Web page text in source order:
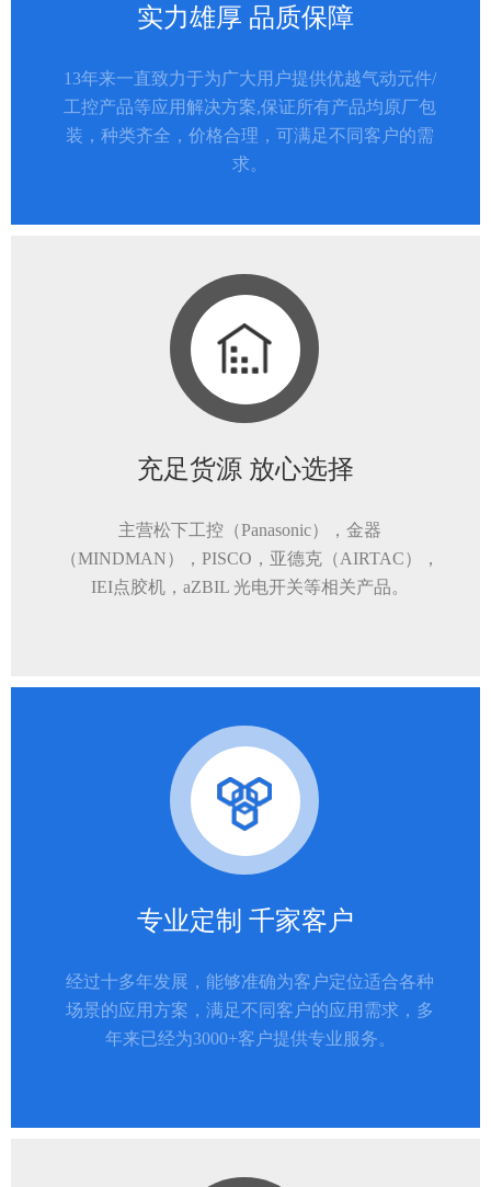
实力雄厚 品质保障
13年来一直致力于为广大用户提供优越气动元件/
工控产品等应用解决方案,保证所有产品均原厂包
装，种类齐全，价格合理，可满足不同客户的需
求。
充足货源 放心选择
主营松下工控（Panasonic），金器
（MINDMAN），PISCO，亚德克（AIRTAC），
IEI点胶机，aZBIL 光电开关等相关产品。
专业定制 千家客户
经过十多年发展，能够准确为客户定位适合各种
场景的应用方案，满足不同客户的应用需求，多
年来已经为3000+客户提供专业服务。